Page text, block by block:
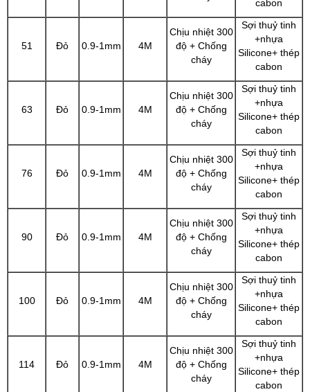
cabon
51 Đỏ 0.9-1mm 4M
Chịu nhiệt 300
độ + Chống
cháy
Sợi thuỷ tinh
+nhựa
Silicone+ thép
cabon
63 Đỏ 0.9-1mm 4M
Chịu nhiệt 300
độ + Chống
cháy
Sợi thuỷ tinh
+nhựa
Silicone+ thép
cabon
76 Đỏ 0.9-1mm 4M
Chịu nhiệt 300
độ + Chống
cháy
Sợi thuỷ tinh
+nhựa
Silicone+ thép
cabon
90 Đỏ 0.9-1mm 4M
Chịu nhiệt 300
độ + Chống
cháy
Sợi thuỷ tinh
+nhựa
Silicone+ thép
cabon
100 Đỏ 0.9-1mm 4M
Chịu nhiệt 300
độ + Chống
cháy
Sợi thuỷ tinh
+nhựa
Silicone+ thép
cabon
114 Đỏ 0.9-1mm 4M
Chịu nhiệt 300
độ + Chống
cháy
Sợi thuỷ tinh
+nhựa
Silicone+ thép
cabon